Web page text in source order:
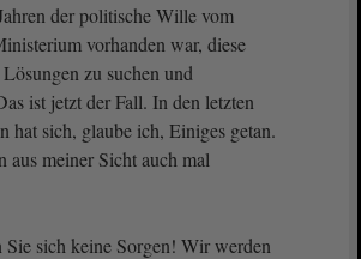
der politische Wille vom
vorhanden war, diese
zu suchen und
ist jetzt der Fall. In den letzten
hat sich, glaube ich, Einiges getan.
aus meiner Sicht auch mal
sich keine Sorgen! Wir werden